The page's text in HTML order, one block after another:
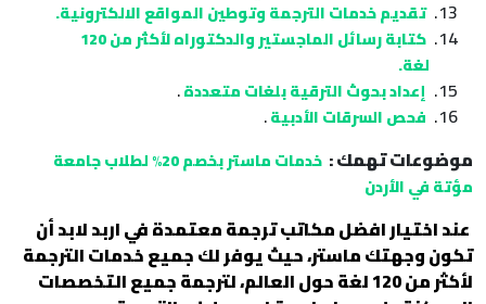
تقديم خدمات الترجمة وتوطين المواقع الالكترونية.
كتابة رسائل الماجستير والدكتوراه لأكثر من 120
لغة.
إعداد بحوث الترقية بلغات متعددة.
فحص السرقات الأدبية.
موضوعات تهمك :
خدمات ماستر بخصم 20% لطلاب جامعة
مؤتة في الأردن
عند اختيار افضل مكاتب ترجمة معتمدة في اربد لابد أن
تكون وجهتك ماستر، حيث يوفر لك جميع خدمات الترجمة
لأكثر من 120 لغة حول العالم، لترجمة جميع التخصصات